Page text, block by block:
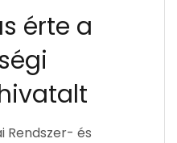
érte a
Rendszer- és